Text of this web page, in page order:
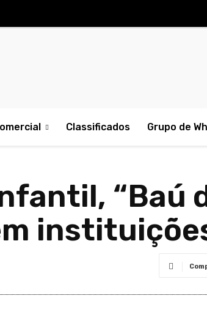
Classificados Grupo de
“Baú